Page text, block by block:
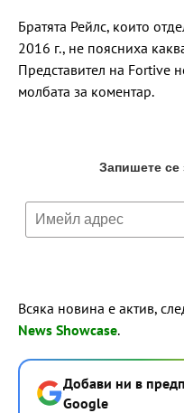
Братята Рейлс, които
2016 г., не поясниха
Представител на Fortive
молбата за коментар.
Всяка новина е актив,
News Showcase.
Добави ни в
Google